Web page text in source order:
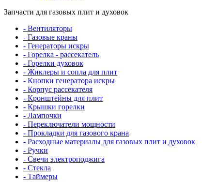
Запчасти для газовых плит и духовок
- Вентиляторы
- Газовые краны
- Генераторы искры
- Горелка - рассекатель
- Горелки духовок
- Жиклеры и сопла для плит
- Кнопки генератора искры
- Корпус рассекателя
- Кронштейны для плит
- Крышки горелки
- Лампочки
- Переключатели мощности
- Прокладки для газового крана
- Расходные материалы для газовых плит и духовок
- Ручки
- Свечи электроподжига
- Стекла
- Таймеры